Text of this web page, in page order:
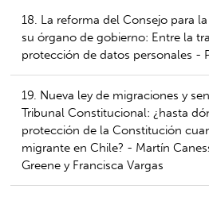
18. La reforma del Consejo para
su órgano de gobierno: Entre la
protección de datos personales -
19. Nueva ley de migraciones y
Tribunal Constitucional: ¿hasta
protección de la Constitución
migrante en Chile? - Martín
Greene y Francisca Vargas